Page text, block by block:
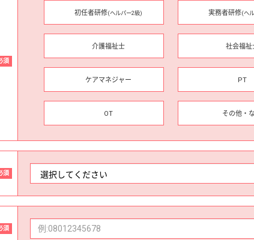
須
初任者研修(ヘルパー2級) 実務者研修(ヘ
介護福祉士 社会福祉
ケアマネジャー PT
OT その他・
須
須